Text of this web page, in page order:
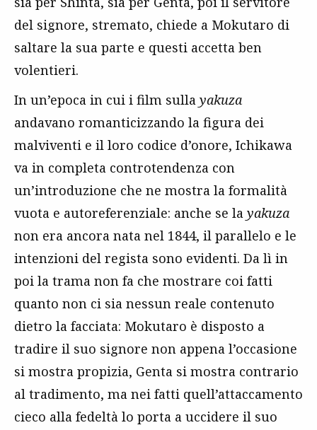
del signore, stremato, chiede a Mokutaro di
saltare la sua parte e questi accetta ben
volentieri.
In un’epoca in cui i film sulla yakuza
andavano romanticizzando la figura dei
malviventi e il loro codice d’onore, Ichikawa
va in completa controtendenza con
un’introduzione che ne mostra la formalità
vuota e autoreferenziale: anche se la yakuza
non era ancora nata nel 1844, il parallelo e le
intenzioni del regista sono evidenti. Da lì in
poi la trama non fa che mostrare coi fatti
quanto non ci sia nessun reale contenuto
dietro la facciata: Mokutaro è disposto a
tradire il suo signore non appena l’occasione
si mostra propizia, Genta si mostra contrario
al tradimento, ma nei fatti quell’attaccamento
cieco alla fedeltà lo porta a uccidere il suo